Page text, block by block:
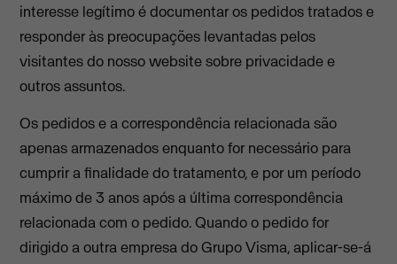
interesse legítimo é documentar os pedidos tratados e
responder às preocupações levantadas pelos
visitantes do nosso website sobre privacidade e
outros assuntos.
Os pedidos e a correspondência relacionada são
apenas armazenados enquanto for necessário para
cumprir a finalidade do tratamento, e por um período
máximo de 3 anos após a última correspondência
relacionada com o pedido. Quando o pedido for
dirigido a outra empresa do Grupo Visma, aplicar-se-á